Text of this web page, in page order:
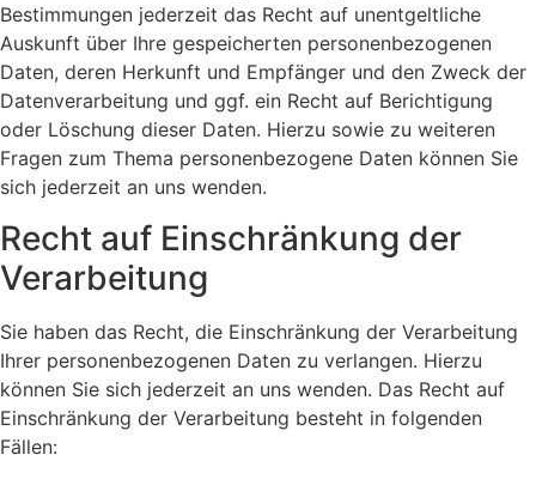
Bestimmungen jederzeit das Recht auf unentgeltliche
Auskunft über Ihre gespeicherten personenbezogenen
Daten, deren Herkunft und Empfänger und den Zweck der
Datenverarbeitung und ggf. ein Recht auf Berichtigung
oder Löschung dieser Daten. Hierzu sowie zu weiteren
Fragen zum Thema personenbezogene Daten können Sie
sich jederzeit an uns wenden.
Recht auf Einschränkung der
Verarbeitung
Sie haben das Recht, die Einschränkung der Verarbeitung
Ihrer personenbezogenen Daten zu verlangen. Hierzu
können Sie sich jederzeit an uns wenden. Das Recht auf
Einschränkung der Verarbeitung besteht in folgenden
Fällen: